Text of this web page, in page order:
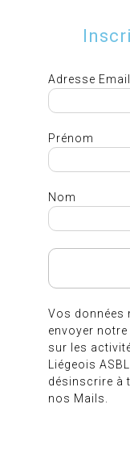
Adresse
Prénom
Nom
Vos données
envoyer
sur les
Liégeois
désinscrire à
nos Mails.